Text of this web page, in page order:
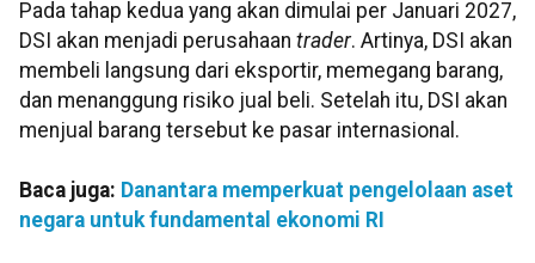
Pada tahap kedua yang akan dimulai per Januari 2027,
DSI akan menjadi perusahaan trader. Artinya, DSI akan
membeli langsung dari eksportir, memegang barang,
dan menanggung risiko jual beli. Setelah itu, DSI akan
menjual barang tersebut ke pasar internasional.
Baca juga: Danantara memperkuat pengelolaan aset
negara untuk fundamental ekonomi RI